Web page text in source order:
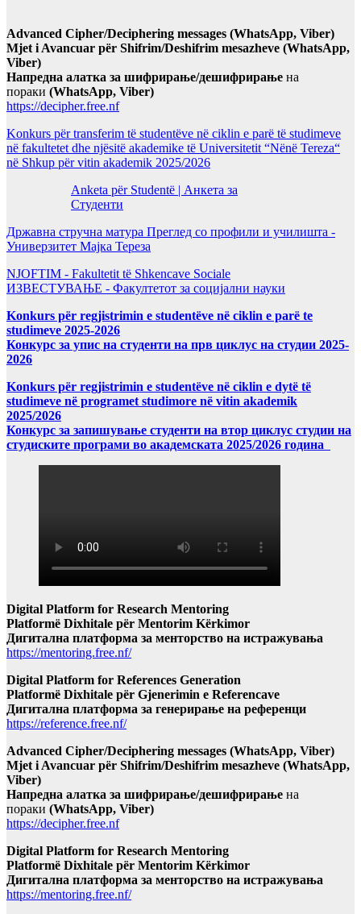
Advanced Cipher/Deciphering messages (WhatsApp, Viber)
Mjet i Avancuar për Shifrim/Deshifrim mesazheve (WhatsApp,
Viber)
Напредна алатка за шифрирање/дешифрирање на
пораки (WhatsApp, Viber)
https://decipher.free.nf
Konkurs për transferim të studentëve në ciklin e parë të studimeve
në fakultetet dhe njësitë akademike të Universitetit “Nënë Tereza“
në Shkup për vitin akademik 2025/2026
Anketa për Studentë | Анкета за
Студенти
Државна стручна матура Преглед со профили и училишта -
Универзитет Мајка Тереза
NJOFTIM - Fakultetit të Shkencave Sociale
ИЗВЕСТУВАЊЕ - Факултетот за социјални науки
Konkurs për regjistrimin e studentëve në ciklin e parë te
studimeve 2025-2026
Конкурс за упис на студенти на прв циклус на студии 2025-
2026
Konkurs për regjistrimin e studentëve në ciklin e dytë të
studimeve në programet studimore në vitin akademik
2025/2026
Конкурс за запишување студенти на втор циклус студии на
студиските програми во академската 2025/2026 година
Digital Platform for Research Mentoring
Platformë Dixhitale për Mentorim Kërkimor
Дигитална платформа за менторство на истражувања
https://mentoring.free.nf/
Digital Platform for References Generation
Platformë Dixhitale për Gjenerimin e Referencave
Дигитална платформа за генерирање на референци
https://reference.free.nf/
Advanced Cipher/Deciphering messages (WhatsApp, Viber)
Mjet i Avancuar për Shifrim/Deshifrim mesazheve (WhatsApp,
Viber)
Напредна алатка за шифрирање/дешифрирање на
пораки (WhatsApp, Viber)
https://decipher.free.nf
Digital Platform for Research Mentoring
Platformë Dixhitale për Mentorim Kërkimor
Дигитална платформа за менторство на истражувања
https://mentoring.free.nf/